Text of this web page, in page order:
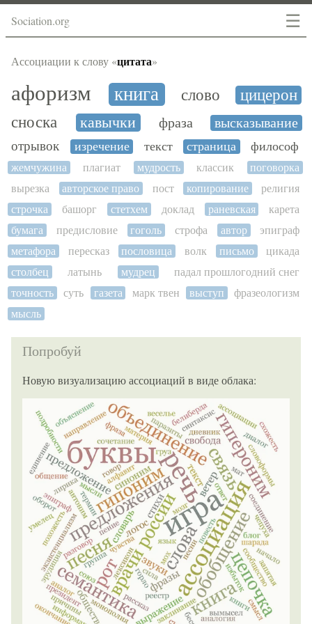
☰
Sociation.org
Ассоциации к слову «цитата»
афоризм книга слово
цицерон
сноска
кавычки фраза высказывание
отрывок изречение текст страница философ
жемчужина плагиат мудрость классик
поговорка
вырезка
авторское право пост копирование
религия
строчка
башорг стетхем доклад раневская
карета
бумага
предисловие гоголь строфа автор
эпиграф
метафора
пересказ пословица волк письмо
цикада
столбец
латынь мудрец
падал прошлогодний снег
точность
суть газета марк твен выступ
фразеологизм
мысль
Попробуй
Новую визуализацию ассоциаций в виде облака: